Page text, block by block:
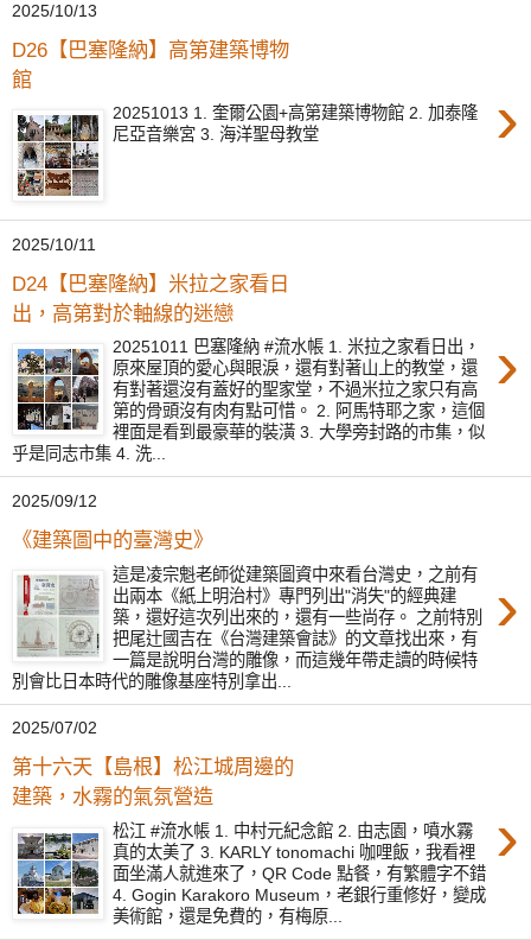
2025/10/13
D26【巴塞隆納】高第建築博物
館
›
20251013 1. 奎爾公園+高第建築博物館 2. 加泰隆
尼亞音樂宮 3. 海洋聖母教堂
2025/10/11
D24【巴塞隆納】米拉之家看日
出，高第對於軸線的迷戀
›
20251011 巴塞隆納 #流水帳 1. 米拉之家看日出，
原來屋頂的愛心與眼淚，還有對著山上的教堂，還
有對著還沒有蓋好的聖家堂，不過米拉之家只有高
第的骨頭沒有肉有點可惜。 2. 阿馬特耶之家，這個
裡面是看到最豪華的裝潢 3. 大學旁封路的市集，似
乎是同志市集 4. 洗...
2025/09/12
《建築圖中的臺灣史》
›
這是凌宗魁老師從建築圖資中來看台灣史，之前有
出兩本《紙上明治村》專門列出"消失"的經典建
築，還好這次列出來的，還有一些尚存。 之前特別
把尾辻國吉在《台灣建築會誌》的文章找出來，有
一篇是說明台灣的雕像，而這幾年帶走讀的時候特
別會比日本時代的雕像基座特別拿出...
2025/07/02
第十六天【島根】松江城周邊的
建築，水霧的氣氛營造
›
松江 #流水帳 1. 中村元紀念館 2. 由志園，噴水霧
真的太美了 3. KARLY tonomachi 咖哩飯，我看裡
面坐滿人就進來了，QR Code 點餐，有繁體字不錯
4. Gogin Karakoro Museum，老銀行重修好，變成
美術館，還是免費的，有梅原...